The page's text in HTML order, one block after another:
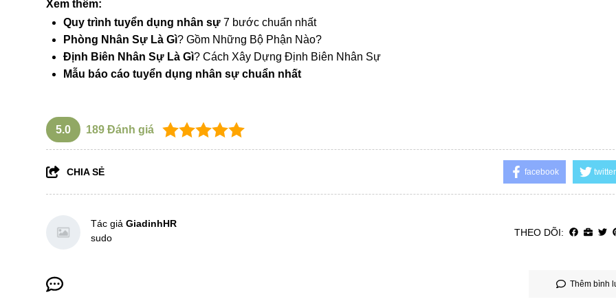
Xem thêm:
Quy trình tuyển dụng nhân sự 7 bước chuẩn nhất
Phòng Nhân Sự Là Gì? Gồm Những Bộ Phận Nào?
Định Biên Nhân Sự Là Gì? Cách Xây Dựng Định Biên Nhân Sự
Mẫu báo cáo tuyển dụng nhân sự chuẩn nhất
5.0 189 Đánh giá
CHIA SẺ facebook twitter
Tác giả GiadinhHR
sudo
THEO DÕI:
Thêm bình